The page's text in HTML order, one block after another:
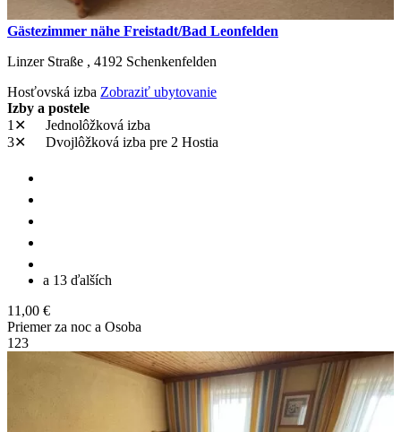
Gästezimmer nähe Freistadt/Bad Leonfelden
Linzer Straße , 4192 Schenkenfelden
Hosťovská izba Zobraziť ubytovanie
Izby a postele
1✕
Jednolôžková izba
3✕
Dvojlôžková izba pre 2 Hostia
a 13 ďalších
11,00 €
Priemer za noc a Osoba
1 23